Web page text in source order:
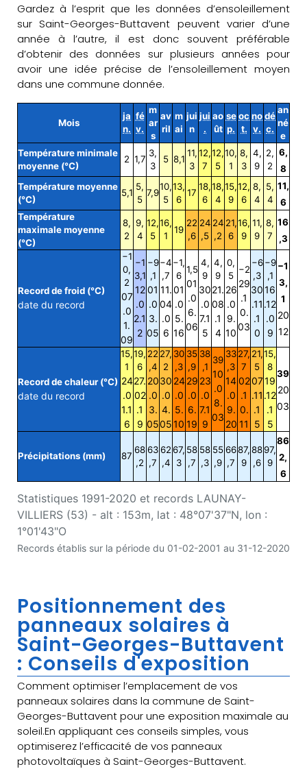
Gardez à l’esprit que les données d’ensoleillement
sur Saint-Georges-Buttavent peuvent varier d’une
année à l’autre, il est donc souvent préférable
d’obtenir des données sur plusieurs années pour
avoir une idée précise de l’ensoleillement moyen
dans une commune donnée.
Statistiques 1991-2020 et records LAUNAY-
VILLIERS (53) - alt : 153m, lat : 48°07'37"N, lon :
1°01'43"O
Records établis sur la période du 01-02-2001 au 31-12-2020
Mois
ja
n.
fé
v.
m
ar
s
av
ril
m
ai
jui
n
jui
.
ao
ût
se
p.
oc
t.
no
v.
dé
c.
an
né
e
Température minimale
moyenne (°C)
2 1,7
3,
3
5 8,1
11,
3
12,
7
12,
5
10,
1
8,
3
4,
9
2,
2
6,
8
Température moyenne
(°C)
5,1
5,
5
7,9
10,
5
13,
6
17
18,
6
18,
4
15,
9
12,
6
8,
4
5,
4
11,
6
Température
maximale moyenne
(°C)
8,
2
9,
4
12,
5
16,
1
19
22
,6
24
,5
24
,2
21,
6
16,
9
11,
9
8,
7
16
,3
Record de froid (°C)
date du record
−1
0,
2
07
.0
1.
09
−1
3,1
12
.0
2.1
2
−9
,1
01
.0
3.
05
−4
,7
11.
04
.0
6
−1,
6
01
.0
5.
16
1,5
01
.0
6.
06
4,
9
30
.0
7.1
5
4,
9
21.
08
.1
4
0,
5
26
.0
9.
10
−2
29
.1
0.
03
−6
,3
30
.11
.1
0
−9
,1
16
.12
.0
9
−1
3,
1
20
12
Record de chaleur (°C)
date du record
15,
1
24
.0
1.1
6
19,
6
27.
02
.1
9
22
,4
20
.0
3.
05
27,
2
30
.0
4.
05
30
,3
24
.0
5.
10
35
,9
29
.0
6.
19
38
,1
23
.0
7.1
9
39
10
.0
8.
03
33
,3
14
.0
9.
20
27,
7
02
.1
0.
11
21,
5
07
.11
.1
5
15,
8
19
.12
.1
5
39
20
03
Précipitations (mm) 87
68
,2
63
,7
62
,4
67,
3
58
,7
58
,3
55
,9
66
,7
87,
9
88
,6
97,
9
86
2,
6
Positionnement des
panneaux solaires à
Saint-Georges-Buttavent
: Conseils d'exposition
Comment optimiser l’emplacement de vos
panneaux solaires dans la commune de Saint-
Georges-Buttavent pour une exposition maximale au
soleil.En appliquant ces conseils simples, vous
optimiserez l’efficacité de vos panneaux
photovoltaïques à Saint-Georges-Buttavent.